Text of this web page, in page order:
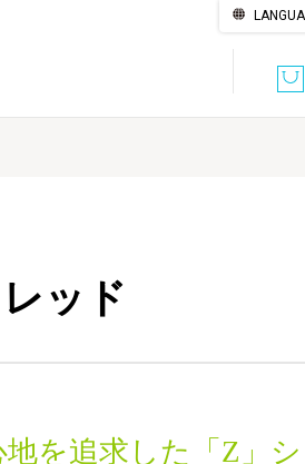
筆記具
ボード用品
キャラクター・
シリーズ商品
DPS（データ・プリント・サ
サステナブルな紙器製品「
認証一覧
ッド
地を追求した「Z」